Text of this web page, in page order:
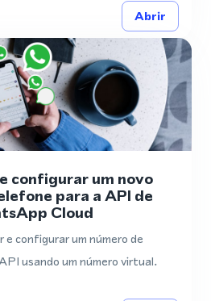
Abrir
configurar um novo
para a API de
Cloud
configurar um número de
usando um número virtual.